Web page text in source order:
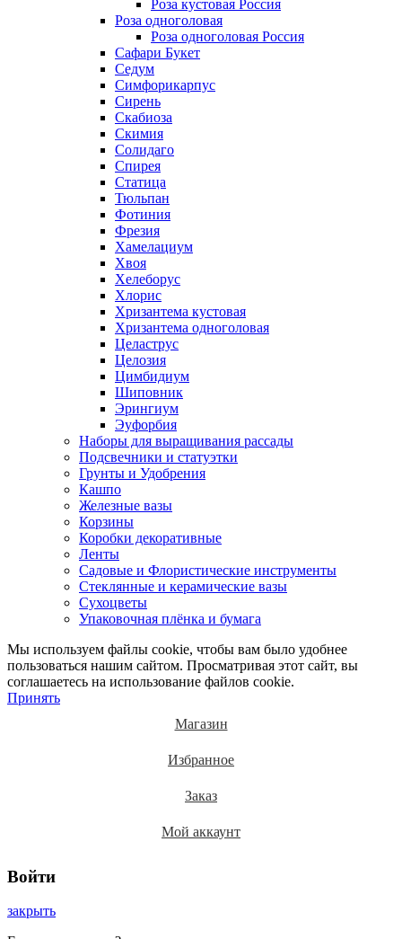
Роза кустовая Россия
Роза одноголовая
Роза одноголовая Россия
Сафари Букет
Седум
Симфорикарпус
Сирень
Скабиоза
Скимия
Солидаго
Спирея
Статица
Тюльпан
Фотиния
Фрезия
Хамелациум
Хвоя
Хелеборус
Хлорис
Хризантема кустовая
Хризантема одноголовая
Целаструс
Целозия
Цимбидиум
Шиповник
Эрингиум
Эуфорбия
Наборы для выращивания рассады
Подсвечники и статуэтки
Грунты и Удобрения
Кашпо
Железные вазы
Корзины
Коробки декоративные
Ленты
Садовые и Флористические инструменты
Стеклянные и керамические вазы
Сухоцветы
Упаковочная плёнка и бумага
Мы используем файлы cookie, чтобы вам было удобнее
пользоваться нашим сайтом. Просматривая этот сайт, вы
соглашаетесь на использование файлов cookie.
Принять
Магазин
Избранное
Заказ
Мой аккаунт
Войти
закрыть